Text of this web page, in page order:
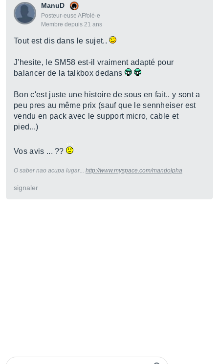
ManuD
Posteur·euse AFfolé·e
Membre depuis 21 ans
Tout est dis dans le sujet..
J'hesite, le SM58 est-il vraiment adapté pour
balancer de la talkbox dedans
Bon c'est juste une histoire de sous en fait.. y sont a
peu pres au même prix (sauf que le sennheiser est
vendu en pack avec le support micro, cable et
pied...)
Vos avis ... ??
O saber nao acupa lugar... http://www.myspace.com/mandolpha
signaler